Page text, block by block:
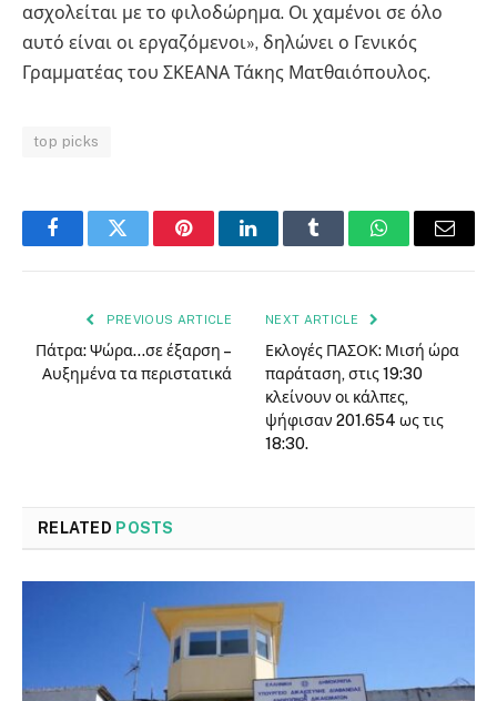
ασχολείται με το φιλοδώρημα. Οι χαμένοι σε όλο
αυτό είναι οι εργαζόμενοι», δηλώνει ο Γενικός
Γραμματέας του ΣΚΕΑΝΑ Τάκης Ματθαιόπουλος.
top picks
FacebookTwitter PinterestLinkedInTumblr WhatsAppEmail
PREVIOUS ARTICLE
Πάτρα: Ψώρα…σε έξαρση –
Αυξημένα τα περιστατικά
NEXT ARTICLE
Εκλογές ΠΑΣΟΚ: Μισή ώρα
παράταση, στις 19:30
κλείνουν οι κάλπες,
ψήφισαν 201.654 ως τις
18:30.
RELATED POSTS